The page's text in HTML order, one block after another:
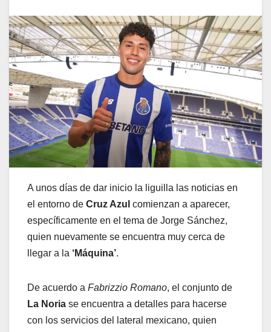
A unos días de dar inicio la liguilla las noticias en
el entorno de Cruz Azul comienzan a aparecer,
específicamente en el tema de Jorge Sánchez,
quien nuevamente se encuentra muy cerca de
llegar a la ‘Máquina’.
De acuerdo a Fabrizzio Romano, el conjunto de
La Noria se encuentra a detalles para hacerse
con los servicios del lateral mexicano, quien